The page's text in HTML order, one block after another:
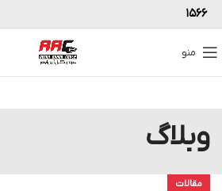
۱۵۶۶
منو
وبلاگ
مقالات